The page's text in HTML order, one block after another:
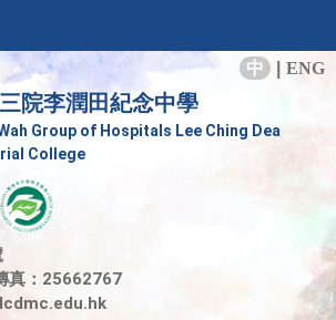
中 ENG
院李潤田紀念中學
Group of Hospitals Lee Ching Dea
College
真：25662767